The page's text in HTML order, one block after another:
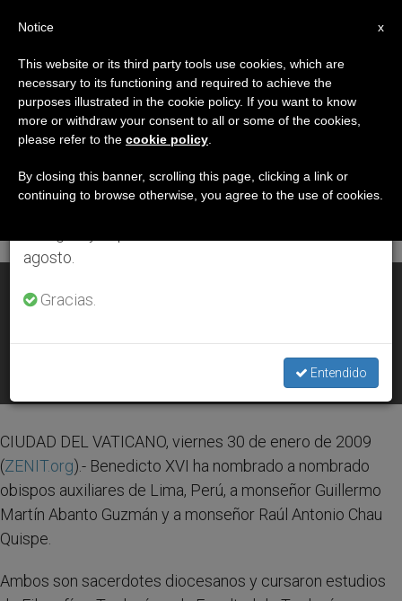
DÍA
Enero 30th, 2009
ÚLTIMAS NOTICIAS
JAN 30, 2009 00:00
CIUDAD DEL VATICANO, viernes 30 de enero de 2009
(ZENIT.org).- Benedicto XVI ha nombrado a nombrado
obispos auxiliares de Lima, Perú, a monseñor Guillermo
Martín Abanto Guzmán y a monseñor Raúl Antonio Chau
Quispe.
Ambos son sacerdotes diocesanos y cursaron estudios
×
Aviso importante
Del 27 de julio al 7 de agosto haremos la pausa
anual, aprovechando que en el periodo de verano
se generan menos informaciones y también el
agosto.
Gracias.
Entendido
x
Notice
This website or its third party tools use cookies, which are
necessary to its functioning and required to achieve the
purposes illustrated in the cookie policy. If you want to know
more or withdraw your consent to all or some of the cookies,
please refer to the cookie policy
By closing this banner, scrolling this page, clicking a link or
continuing to browse otherwise, you agree to the use of cookies.